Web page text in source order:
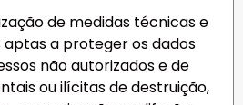
de medidas técnicas e
a proteger os dados
não autorizados e de
ou ilícitas de destruição,